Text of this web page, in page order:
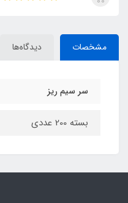
مشخصات دیدگاه‌ها
سر سیم ریز
بسته 200 عددی